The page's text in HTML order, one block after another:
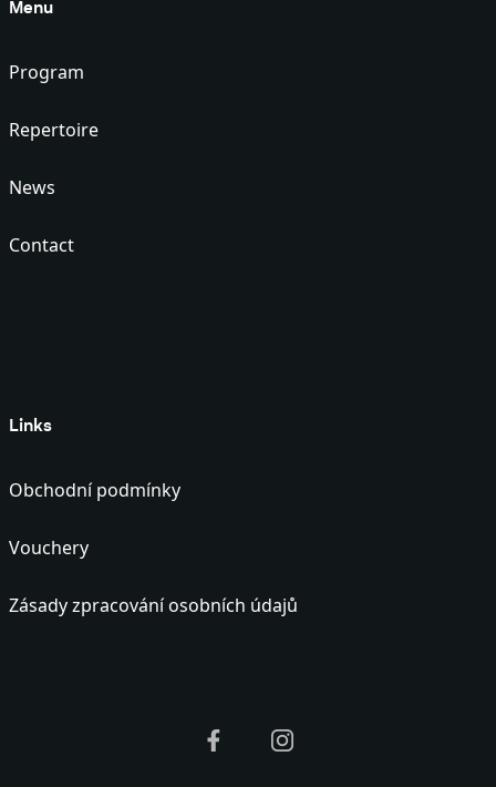
Menu
Program
Repertoire
News
Contact
Links
Obchodní podmínky
Vouchery
Zásady zpracování osobních údajů